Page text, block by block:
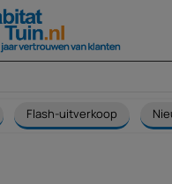
Flash-uitverkoop